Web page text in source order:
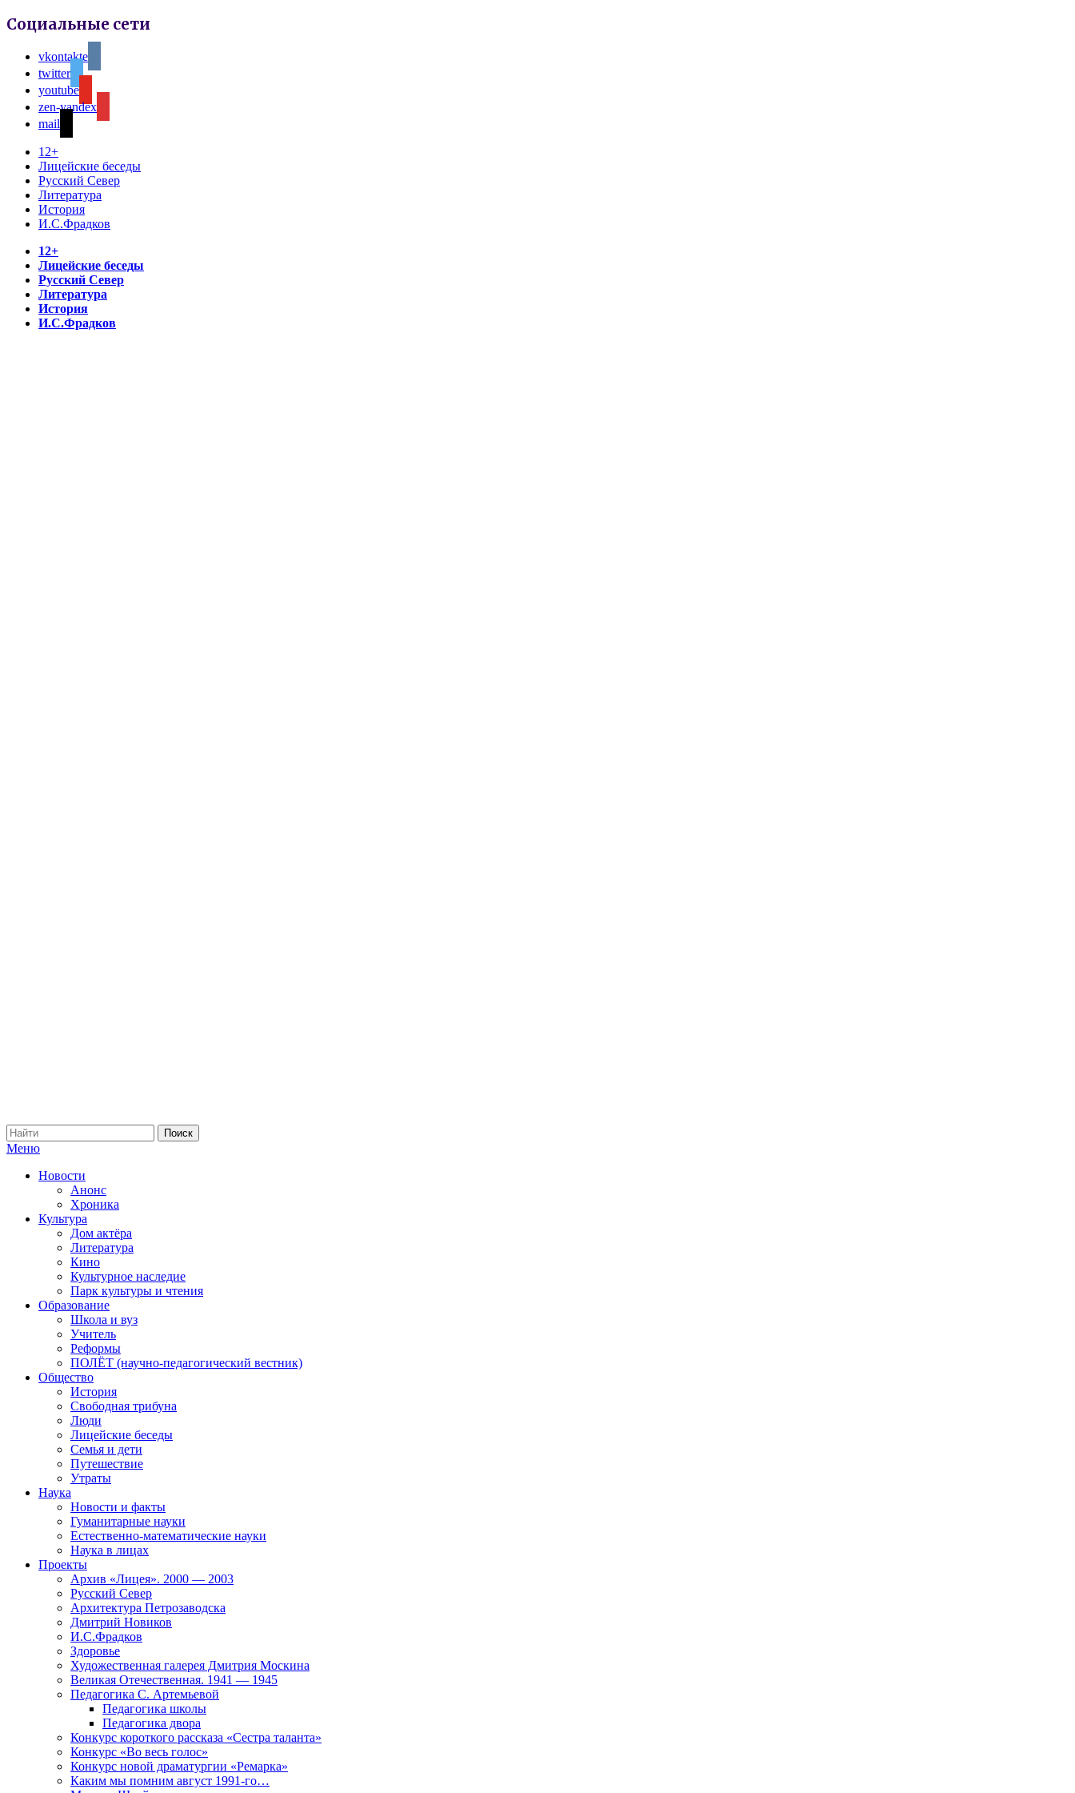
Социальные сети
vkontakte
twitter
youtube
zen-yandex
mail
12+
Лицейские беседы
Русский Север
Литература
История
И.С.Фрадков
12+
Лицейские беседы
Русский Север
Литература
История
И.С.Фрадков
Меню
Новости
Анонс
Хроника
Культура
Дом актёра
Литература
Кино
Культурное наследие
Парк культуры и чтения
Образование
Школа и вуз
Учитель
Реформы
ПОЛЁТ (научно-педагогический вестник)
Общество
История
Свободная трибуна
Люди
Лицейские беседы
Семья и дети
Путешествие
Утраты
Наука
Новости и факты
Гуманитарные науки
Естественно-математические науки
Наука в лицах
Проекты
Архив «Лицея». 2000 — 2003
Русский Север
Архитектура Петрозаводска
Дмитрий Новиков
И.С.Фрадков
Здоровье
Художественная галерея Дмитрия Москина
Великая Отечественная. 1941 — 1945
Педагогика С. Артемьевой
Педагогика школы
Педагогика двора
Конкурс короткого рассказа «Сестра таланта»
Конкурс «Во весь голос»
Конкурс новой драматургии «Ремарка»
Каким мы помним август 1991-го…